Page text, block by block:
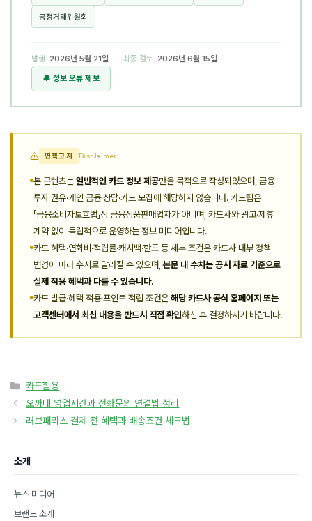
공정거래위원회
발행 2026년 5월 21일 · 최종 검토
2026년 6월 15일
🔔 정보 오류 제보
면책고지 Disclaimer
본 콘텐츠는 일반적인 카드 정보 제공만을 목적으로 작성되었으며, 금융
투자 권유·개인 금융 상담·카드 모집에 해당하지 않습니다. 카드팁은
「금융소비자보호법」상 금융상품판매업자가 아니며, 카드사와 광고·제휴
계약 없이 독립적으로 운영하는 정보 미디어입니다.
카드 혜택·연회비·적립률·캐시백·한도 등 세부 조건은 카드사 내부 정책
변경에 따라 수시로 달라질 수 있으며,본문 내 수치는 공시 자료 기준으로
실제 적용 혜택과 다를 수 있습니다.
카드 발급·혜택 적용·포인트 적립 조건은 해당 카드사 공식 홈페이지 또는
고객센터에서 최신 내용을 반드시 직접 확인하신 후 결정하시기 바랍니다.
카
테
리
카드활용
오까네 영업시간과 전화문의 연결법 정리
러브패리스 결제 전 혜택과 배송조건 체크법
소개
뉴스 미디어
브랜드 소개